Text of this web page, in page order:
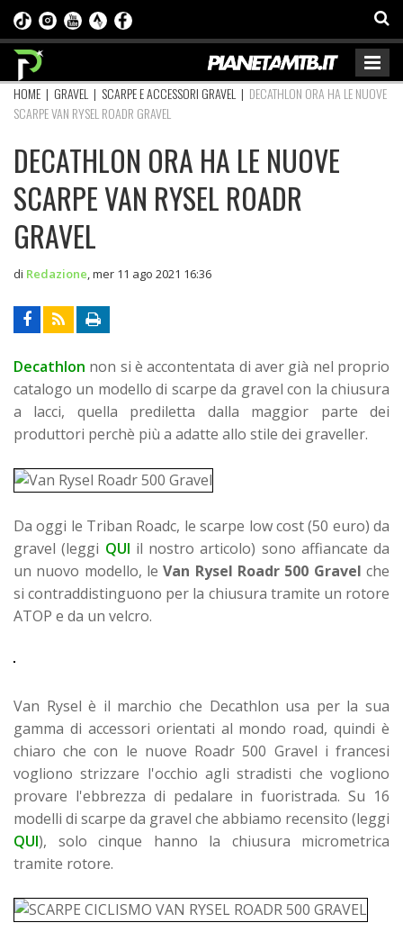
HOME | GRAVEL | SCARPE E ACCESSORI GRAVEL | DECATHLON ORA HA LE NUOVE
SCARPE VAN RYSEL ROADR GRAVEL
DECATHLON ORA HA LE NUOVE
SCARPE VAN RYSEL ROADR
GRAVEL
di Redazione mer 11 ago 2021 16:36
Decathlon non si è accontentata di aver già nel proprio
catalogo un modello di scarpe da gravel con la chiusura
a lacci, quella prediletta dalla maggior parte dei
produttori perchè più a adatte allo stile dei graveller.
Da oggi le Triban Roadc, le scarpe low cost (50 euro) da
gravel (leggi QUI il nostro articolo) sono affiancate da
un nuovo modello, leVan Rysel Roadr 500 Gravel che
si contraddistinguono per la chiusura tramite un rotore
ATOP e da un velcro.
Van Rysel è il marchio che Decathlon usa per la sua
gamma di accessori orientati al mondo road, quindi è
chiaro che con le nuove Roadr 500 Gravel i francesi
vogliono strizzare l'occhio agli stradisti che vogliono
provare l'ebbrezza di pedalare in fuoristrada. Su 16
modelli di scarpe da gravel che abbiamo recensito (leggi
QUI), solo cinque hanno la chiusura micrometrica
tramite rotore.